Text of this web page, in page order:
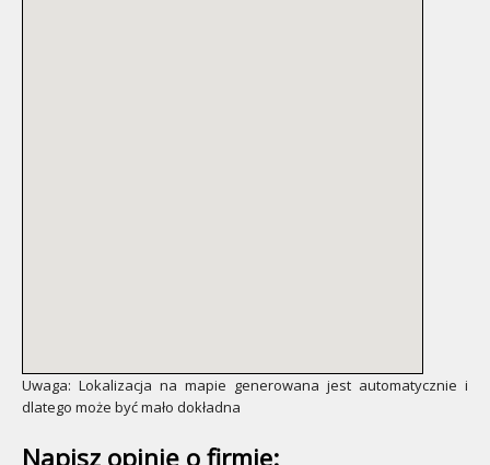
Uwaga: Lokalizacja na mapie generowana jest automatycznie i
dlatego może być mało dokładna
Napisz opinię o firmie: